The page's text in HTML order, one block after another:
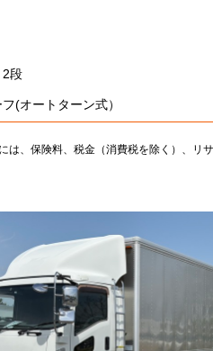
段
(オートターン式）
は、保険料、税金（消費税を除く）、リ